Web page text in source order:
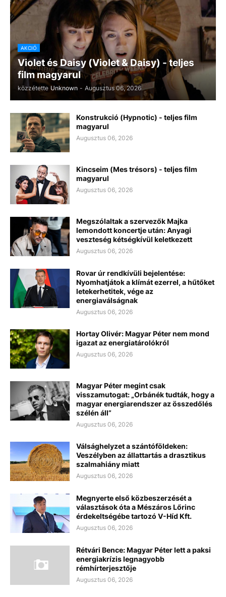
AKCIÓ
Violet és Daisy (Violet & Daisy) - teljes
film magyarul
közzétette Unknown - Augusztus 06, 2026
Konstrukció (Hypnotic) - teljes film
magyarul
Augusztus 06, 2026
Kincseim (Mes trésors) - teljes film
magyarul
Augusztus 06, 2026
Megszólaltak a szervezők Majka
lemondott koncertje után: Anyagi
veszteség kétségkívül keletkezett
Augusztus 06, 2026
Rovar úr rendkívüli bejelentése:
Nyomhatjátok a klímát ezerrel, a hűtőket
letekerhetitek, vége az
energiaválságnak
Augusztus 06, 2026
Hortay Olivér: Magyar Péter nem mond
igazat az energiatárolókról
Augusztus 06, 2026
Magyar Péter megint csak
visszamutogat: „Orbánék tudták, hogy a
magyar energiarendszer az összedőlés
szélén áll”
Augusztus 06, 2026
Válsághelyzet a szántóföldeken:
Veszélyben az állattartás a drasztikus
szalmahiány miatt
Augusztus 06, 2026
Megnyerte első közbeszerzését a
választások óta a Mészáros Lőrinc
érdekeltségébe tartozó V-Híd Kft.
Augusztus 06, 2026
Rétvári Bence: Magyar Péter lett a paksi
energiakrízis legnagyobb
rémhírterjesztője
Augusztus 06, 2026